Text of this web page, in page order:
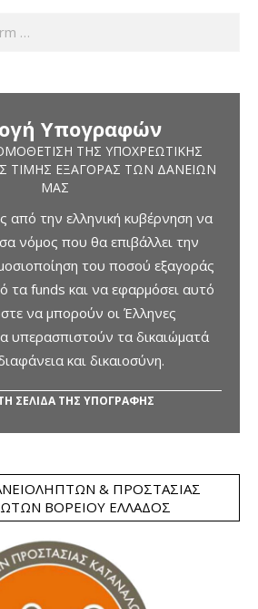
Υπογραφών
ΤΗΣ ΥΠΟΧΡΕΩΤΙΚΉΣ
ΤΙΜΉΣ ΕΞΑΓΟΡΆΣ ΤΩΝ ΔΑΝΕΊΩΝ
ΜΑΣ
από την ελληνική κυβέρνηση να
νόμος που θα επιβάλλει την
του ποσού εξαγοράς
τα funds και να εφαρμόσει αυτό
να μπορούν οι Έλληνες
υπερασπιστούν τα δικαιώματά
και δικαιοσύνη.
ΣΕΛΙΔΑ ΤΗΣ ΥΠΟΓΡΑΦΗΣ
& ΠΡΟΣΤΑΣΊΑΣ
ΒΟΡΕΊΟΥ ΕΛΛΆΔΟΣ